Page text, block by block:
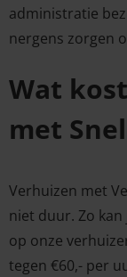
administratie
nergens zorgen
Wat
met
Verhuizen met
niet duur. Zo
op onze
tegen €60,- per